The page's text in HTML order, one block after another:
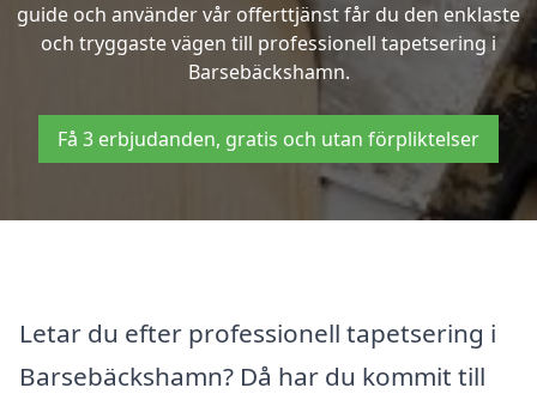
guide och använder vår offerttjänst får du den enklaste
och tryggaste vägen till professionell tapetsering i
Barsebäckshamn.
Få 3 erbjudanden, gratis och utan förpliktelser
Letar du efter professionell tapetsering i
Barsebäckshamn? Då har du kommit till